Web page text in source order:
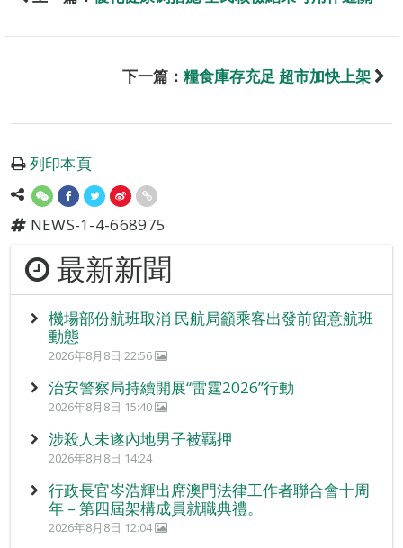
下一篇： 糧食庫存充足 超市加快上架
列印本頁
NEWS-1-4-668975
最新新聞
機場部份航班取消 民航局籲乘客出發前留意航班
動態
2026年8月8日 22:56
治安警察局持續開展“雷霆2026”行動
2026年8月8日 15:40
涉殺人未遂內地男子被羈押
2026年8月8日 14:24
行政長官岑浩輝出席澳門法律工作者聯合會十周
年 – 第四屆架構成員就職典禮。
2026年8月8日 12:04